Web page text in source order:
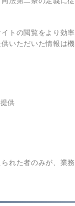
トの閲覧をより
いただいた情報は
供
れた者のみが、業